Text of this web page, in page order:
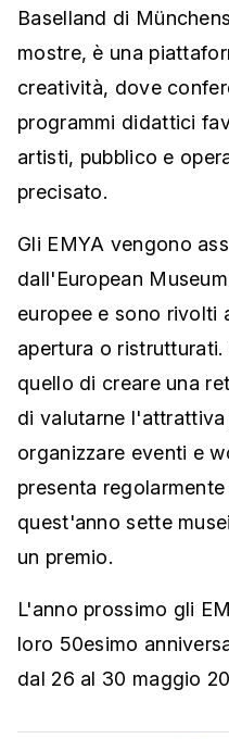
Baselland di
mostre, è una
creatività, dove
programmi didattici
artisti, pubblico e
precisato.
Gli EMYA vengono
dall'European
europee e sono rivolti
apertura o
quello di creare una
di valutarne
organizzare eventi e
presenta
quest'anno sette
un premio.
L'anno prossimo gli
loro 50esimo
dal 26 al 30 maggio